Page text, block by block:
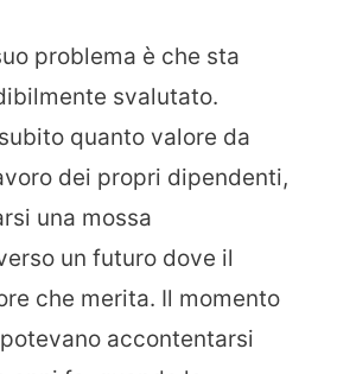
problema è che sta
svalutato.
quanto valore da
dei propri dipendenti,
una mossa
un futuro dove il
che merita. Il momento
accontentarsi